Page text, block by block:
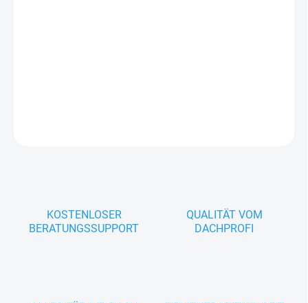
KOSTENLOSER
BERATUNGSSUPPORT
QUALITÄT VOM
DACHPROFI